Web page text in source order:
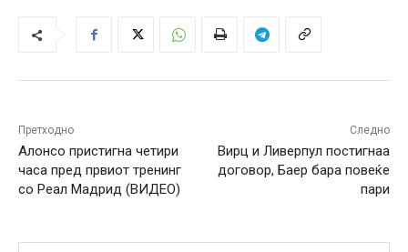
Претходно
Алонсо пристигна четири
часа пред првиот тренинг
со Реал Мадрид (ВИДЕО)
Следно
Вирц и Ливерпул постигнаа
договор, Баер бара повеќе
пари